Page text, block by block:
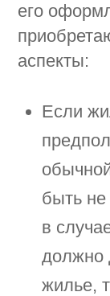
его
аспекты:
Если
быть не
в
должно
жилье,